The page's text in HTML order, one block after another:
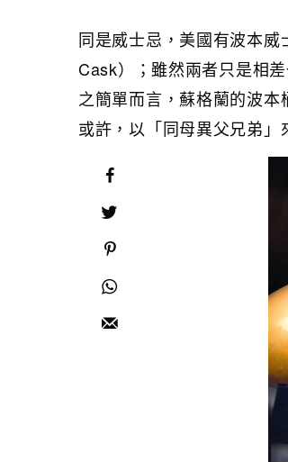
同是威士忌，美國有波本
Cask）；雖然兩者只是相
之簡單而言，蘇格蘭的波
或許，以「同母異父兄弟」